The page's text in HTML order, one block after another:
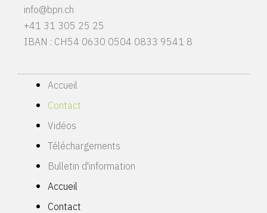
info@bpn.ch
+41 31 305 25 25
IBAN : CH54 0630 0504 0833 9541 8
Accueil
Contact
Vidéos
Téléchargements
Bulletin d'information
Accueil
Contact